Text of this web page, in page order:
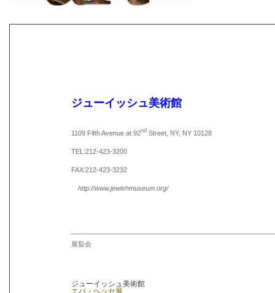
ジューイッシュ美術館
1109 Fifth Avenue at 92nd Street, NY, NY 10128
TEL:212-423-3200
FAX:212-423-3232
http://www.jewishmuseum.org/
展覧会
ジューイッシュ美術館
エバ・ヘッセ展